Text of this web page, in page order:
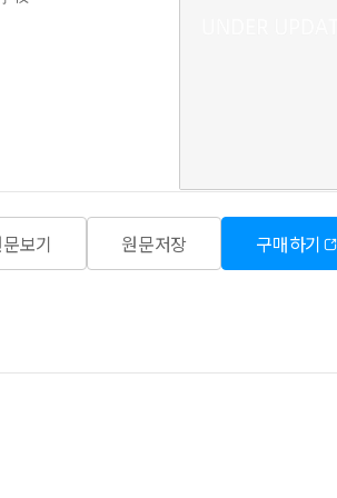
보기 원문저장 구매하기